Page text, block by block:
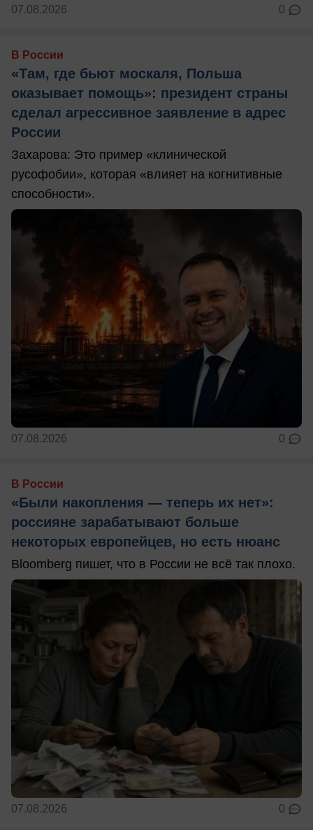
07.08.2026 0
В России
«Там, где бьют москаля, Польша
оказывает помощь»: президент страны
сделал агрессивное заявление в адрес
России
Захарова: Это пример «клинической
русофобии», которая «влияет на когнитивные
способности».
07.08.2026 0
В России
«Были накопления — теперь их нет»:
россияне зарабатывают больше
некоторых европейцев, но есть нюанс
Bloomberg пишет, что в России не всё так плохо.
07.08.2026 0